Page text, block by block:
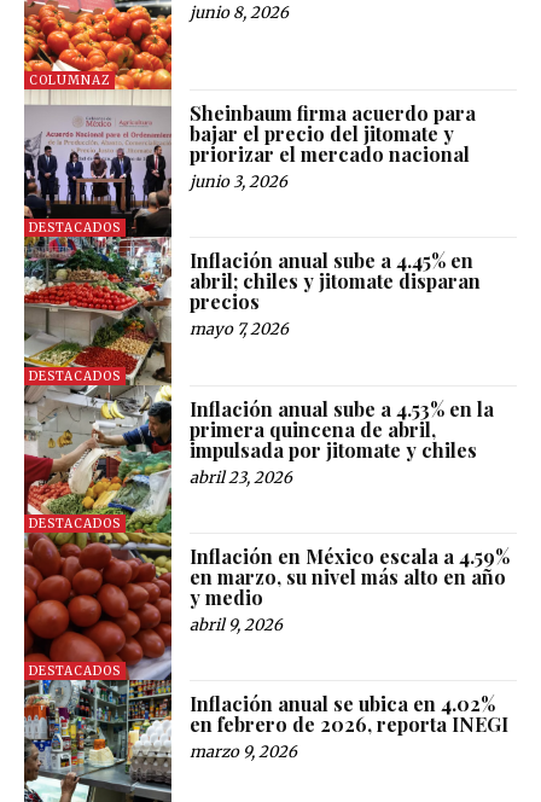
COLUMNAZ
junio 8, 2026
DESTACADOS
Sheinbaum firma acuerdo para
bajar el precio del jitomate y
priorizar el mercado nacional
junio 3, 2026
DESTACADOS
Inflación anual sube a 4.45% en
abril; chiles y jitomate disparan
precios
mayo 7, 2026
DESTACADOS
Inflación anual sube a 4.53% en la
primera quincena de abril,
impulsada por jitomate y chiles
abril 23, 2026
DESTACADOS
Inflación en México escala a 4.59%
en marzo, su nivel más alto en año
y medio
abril 9, 2026
Inflación anual se ubica en 4.02%
en febrero de 2026, reporta INEGI
marzo 9, 2026